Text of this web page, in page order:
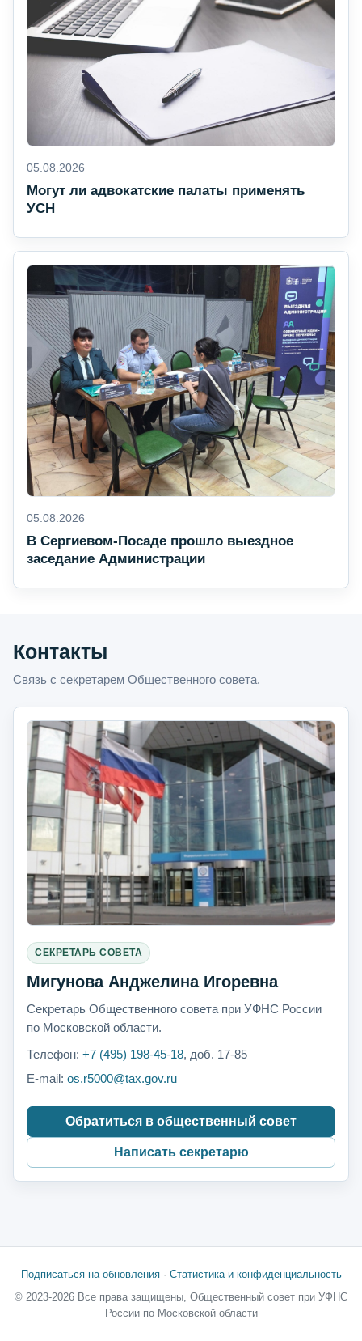
05.08.2026
Могут ли адвокатские палаты применять
УСН
05.08.2026
В Сергиевом-Посаде прошло выездное
заседание Администрации
Контакты
Связь с секретарем Общественного совета.
СЕКРЕТАРЬ СОВЕТА
Мигунова Анджелина Игоревна
Секретарь Общественного совета при УФНС России
по Московской области.
Телефон: +7 (495) 198-45-18, доб. 17-85
E-mail: os.r5000@tax.gov.ru
Обратиться в общественный совет
Написать секретарю
Подписаться на обновления· Статистика и конфиденциальность
© 2023-2026 Все права защищены, Общественный совет при УФНС
России по Московской области